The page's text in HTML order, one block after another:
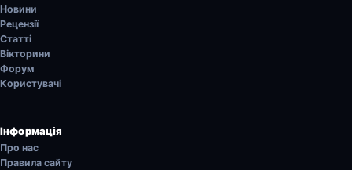
Новини
Рецензії
Статті
Вікторини
Форум
Користувачі
Інформація
Про нас
Правила сайту